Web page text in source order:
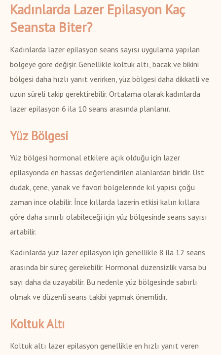
Kadınlarda Lazer Epilasyon Kaç
Seansta Biter?
Kadınlarda lazer epilasyon seans sayısı uygulama yapılan
bölgeye göre değişir. Genellikle koltuk altı, bacak ve bikini
bölgesi daha hızlı yanıt verirken, yüz bölgesi daha dikkatli ve
uzun süreli takip gerektirebilir. Ortalama olarak kadınlarda
lazer epilasyon 6 ila 10 seans arasında planlanır.
Yüz Bölgesi
Yüz bölgesi hormonal etkilere açık olduğu için lazer
epilasyonda en hassas değerlendirilen alanlardan biridir. Üst
dudak, çene, yanak ve favori bölgelerinde kıl yapısı çoğu
zaman ince olabilir. İnce kıllarda lazerin etkisi kalın kıllara
göre daha sınırlı olabileceği için yüz bölgesinde seans sayısı
artabilir.
Kadınlarda yüz lazer epilasyon için genellikle 8 ila 12 seans
arasında bir süreç gerekebilir. Hormonal düzensizlik varsa bu
sayı daha da uzayabilir. Bu nedenle yüz bölgesinde sabırlı
olmak ve düzenli seans takibi yapmak önemlidir.
Koltuk Altı
Koltuk altı lazer epilasyon genellikle en hızlı yanıt veren